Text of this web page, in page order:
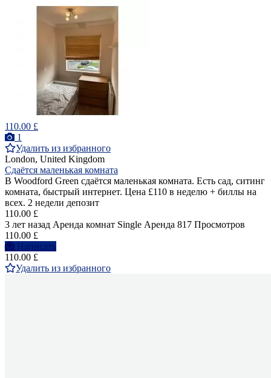
110.00 £
1
Удалить из избранного
London, United Kingdom
Сдаётся маленькая комната
В Woodford Green сдаётся маленькая комната. Есть сад, ситинг
комната, быстрый интернет. Цена £110 в неделю + биллы на
всех. 2 недели депозит
110.00 £
3 лет назад Аренда комнат Single Аренда 817 Просмотров
110.00 £
Написать
110.00 £
Удалить из избранного